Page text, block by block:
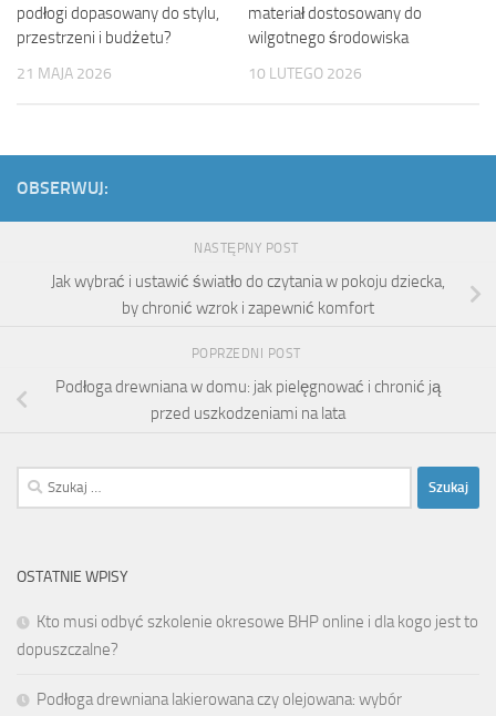
podłogi dopasowany do stylu,
przestrzeni i budżetu?
21 MAJA 2026
materiał dostosowany do
wilgotnego środowiska
10 LUTEGO 2026
OBSERWUJ:
NASTĘPNY POST
Jak wybrać i ustawić światło do czytania w pokoju dziecka,
by chronić wzrok i zapewnić komfort
POPRZEDNI POST
Podłoga drewniana w domu: jak pielęgnować i chronić ją
przed uszkodzeniami na lata
Szukaj:
OSTATNIE WPISY
Kto musi odbyć szkolenie okresowe BHP online i dla kogo jest to
dopuszczalne?
Podłoga drewniana lakierowana czy olejowana: wybór